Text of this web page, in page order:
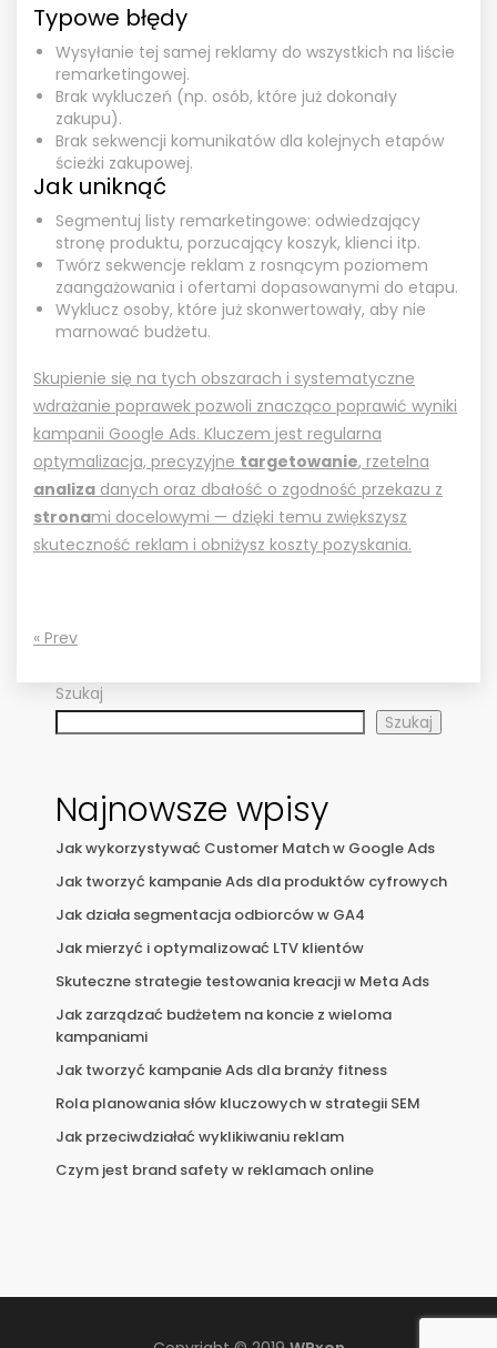
Typowe błędy
Wysyłanie tej samej reklamy do wszystkich na liście
remarketingowej.
Brak wykluczeń (np. osób, które już dokonały
zakupu).
Brak sekwencji komunikatów dla kolejnych etapów
ścieżki zakupowej.
Jak uniknąć
Segmentuj listy remarketingowe: odwiedzający
stronę produktu, porzucający koszyk, klienci itp.
Twórz sekwencje reklam z rosnącym poziomem
zaangażowania i ofertami dopasowanymi do etapu.
Wyklucz osoby, które już skonwertowały, aby nie
marnować budżetu.
Skupienie się na tych obszarach i systematyczne
wdrażanie poprawek pozwoli znacząco poprawić wyniki
kampanii Google Ads. Kluczem jest regularna
optymalizacja, precyzyjne targetowanie, rzetelna
analiza danych oraz dbałość o zgodność przekazu z
stronami docelowymi — dzięki temu zwiększysz
skuteczność reklam i obniżysz koszty pozyskania.
« Prev
Szukaj
Szukaj
Najnowsze wpisy
Jak wykorzystywać Customer Match w Google Ads
Jak tworzyć kampanie Ads dla produktów cyfrowych
Jak działa segmentacja odbiorców w GA4
Jak mierzyć i optymalizować LTV klientów
Skuteczne strategie testowania kreacji w Meta Ads
Jak zarządzać budżetem na koncie z wieloma
kampaniami
Jak tworzyć kampanie Ads dla branży fitness
Rola planowania słów kluczowych w strategii SEM
Jak przeciwdziałać wyklikiwaniu reklam
Czym jest brand safety w reklamach online